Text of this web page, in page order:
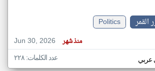
القمر
Politics
Jun 30, 2026
منذ شهر
عربي عدد الكلمات: ٢٢٨